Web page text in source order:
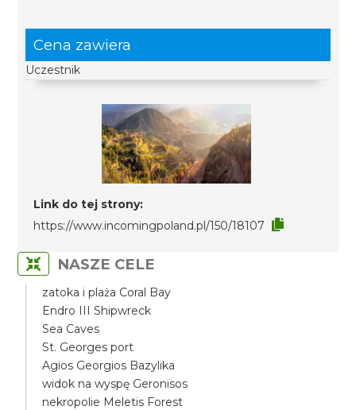
Cena zawiera
Uczestnik
Link do tej strony:
https://www.incomingpoland.pl/150/18107
NASZE CELE
zatoka i plaża Coral Bay
Endro III Shipwreck
Sea Caves
St. Georges port
Agios Georgios Bazylika
widok na wyspę Geronisos
nekropolie Meletis Forest